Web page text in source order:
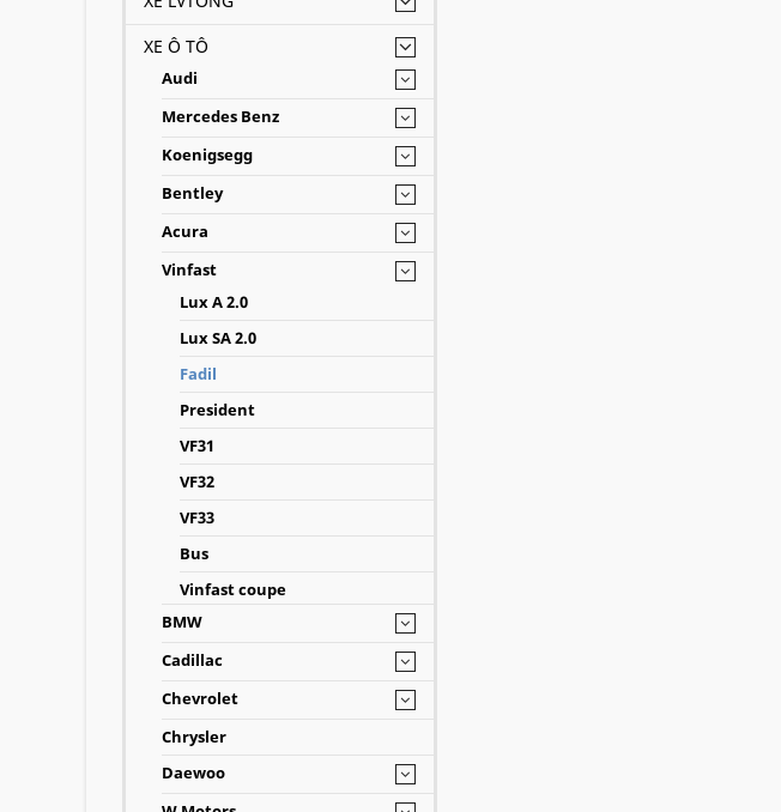
XE Ô TÔ
Audi
Mercedes Benz
Koenigsegg
Bentley
Acura
Vinfast
Lux A 2.0
Lux SA 2.0
Fadil
President
VF31
VF32
VF33
Bus
Vinfast coupe
BMW
Cadillac
Chevrolet
Chrysler
Daewoo